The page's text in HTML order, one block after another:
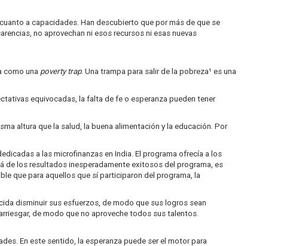
a capacidades. Han descubierto que por más de que se
no aprovechan ni esos recursos ni esas nuevas
como una poverty trap. Una trampa para salir de la pobreza¹ es una
equivocadas, la falta de fe o esperanza pueden tener
altura que la salud, la buena alimentación y la educación. Por
a las microfinanzas en India. El programa ofrecía a los
de los resultados inesperadamente exitosos del programa, es
que para aquellos que sí participaron del programa, la
disminuir sus esfuerzos, de modo que sus logros sean
de modo que no aproveche todos sus talentos.
En este sentido, la esperanza puede ser el motor para